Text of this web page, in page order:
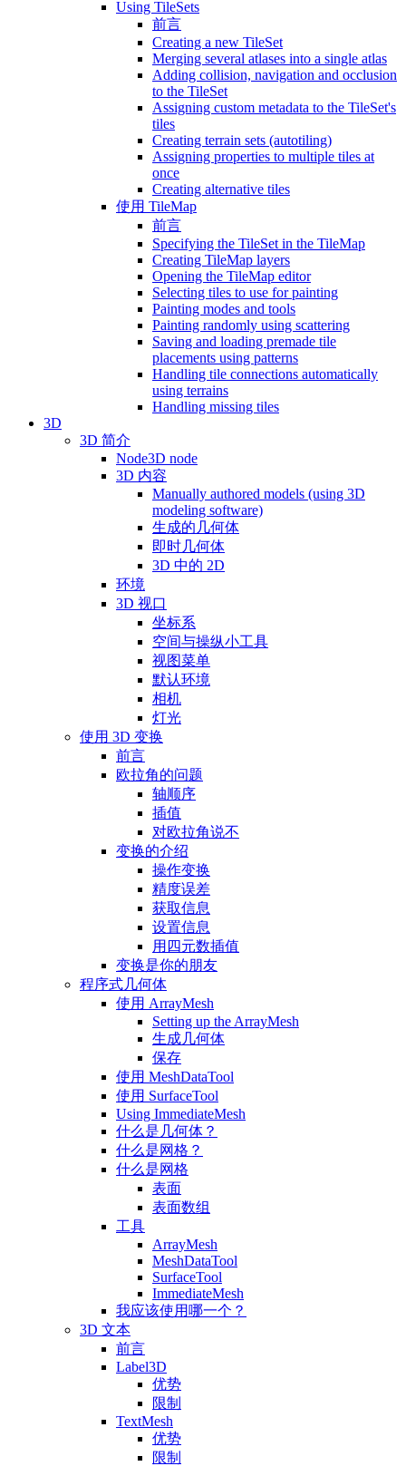
Using TileSets
前言
Creating a new TileSet
Merging several atlases into a single atlas
Adding collision, navigation and occlusion
to the TileSet
Assigning custom metadata to the TileSet's
tiles
Creating terrain sets (autotiling)
Assigning properties to multiple tiles at
once
Creating alternative tiles
使用 TileMap
前言
Specifying the TileSet in the TileMap
Creating TileMap layers
Opening the TileMap editor
Selecting tiles to use for painting
Painting modes and tools
Painting randomly using scattering
Saving and loading premade tile
placements using patterns
Handling tile connections automatically
using terrains
Handling missing tiles
3D
3D 简介
Node3D node
3D 内容
Manually authored models (using 3D
modeling software)
生成的几何体
即时几何体
3D 中的 2D
环境
3D 视口
坐标系
空间与操纵小工具
视图菜单
默认环境
相机
灯光
使用 3D 变换
前言
欧拉角的问题
轴顺序
插值
对欧拉角说不
变换的介绍
操作变换
精度误差
获取信息
设置信息
用四元数插值
变换是你的朋友
程序式几何体
使用 ArrayMesh
Setting up the ArrayMesh
生成几何体
保存
使用 MeshDataTool
使用 SurfaceTool
Using ImmediateMesh
什么是几何体？
什么是网格？
什么是网格
表面
表面数组
工具
ArrayMesh
MeshDataTool
SurfaceTool
ImmediateMesh
我应该使用哪一个？
3D 文本
前言
Label3D
优势
限制
TextMesh
优势
限制